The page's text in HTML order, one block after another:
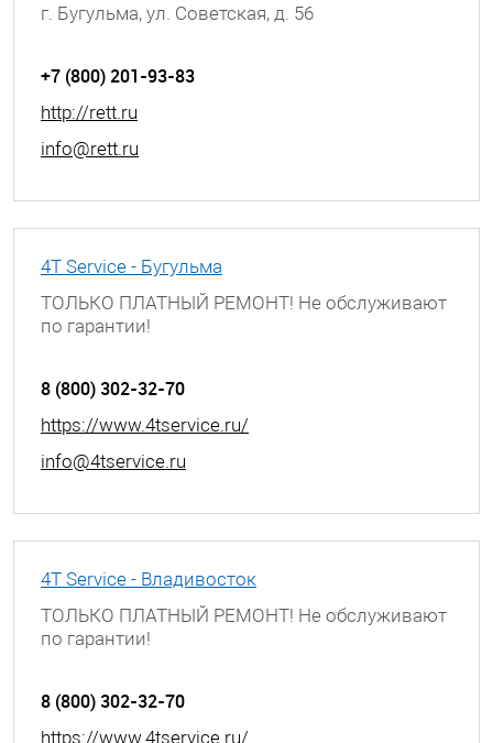
г. Бугульма, ул. Советская, д. 56
+7 (800) 201-93-83
http://rett.ru
info@rett.ru
4T Service - Бугульма
ТОЛЬКО ПЛАТНЫЙ РЕМОНТ! Не обслуживают
по гарантии!
8 (800) 302-32-70
https://www.4tservice.ru/
info@4tservice.ru
4T Service - Владивосток
ТОЛЬКО ПЛАТНЫЙ РЕМОНТ! Не обслуживают
по гарантии!
8 (800) 302-32-70
https://www.4tservice.ru/